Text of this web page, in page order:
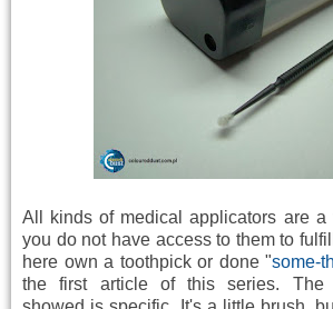
All kinds of medical applicators are a
you do not have access to them to fulfill
here own a toothpick or done "some-
the first
article of this series. The